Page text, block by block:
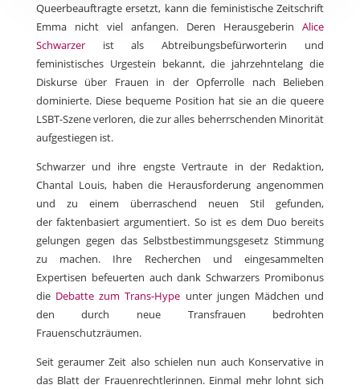
Queerbeauftragte ersetzt, kann die feministische Zeitschrift
Emma nicht viel anfangen. Deren HerausgeberinAlice
Schwarzerist als Abtreibungsbefürworterin und
feministisches Urgestein bekannt, die jahrzehntelang die
Diskurse über Frauen in der Opferrolle nach Belieben
dominierte. Diese bequeme Position hat sie an die queere
LSBT-Szene verloren, die zur alles beherrschenden Minorität
aufgestiegen ist.
Schwarzer und ihre engste Vertraute in der Redaktion,
Chantal Louis, haben die Herausforderung angenommen
und zu einem überraschend neuen Stil gefunden,
der faktenbasiert argumentiert. So ist es dem Duo bereits
gelungen gegen das Selbstbestimmungsgesetz Stimmung
zu machen. Ihre Recherchen und eingesammelten
Expertisen befeuerten auch dank Schwarzers Promibonus
die Debatte zum Trans-Hype unter jungen Mädchen und
den durch neue Transfrauen bedrohten
Frauenschutzräumen.
Seit geraumer Zeit also schielen nun auch Konservative in
das Blatt der Frauenrechtlerinnen. Einmal mehr lohnt sich